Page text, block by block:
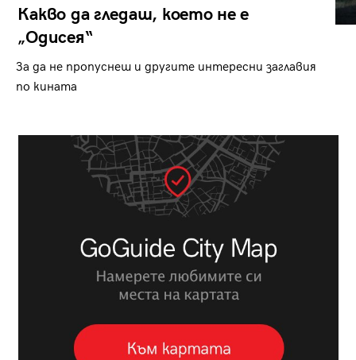
Какво да гледаш, което не е
„Одисея“
За да не пропуснеш и другите интересни заглавия
по кината